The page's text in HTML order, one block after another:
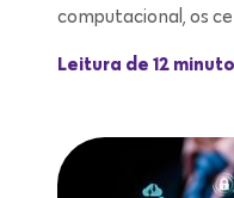
computacional, os
Leitura de 12